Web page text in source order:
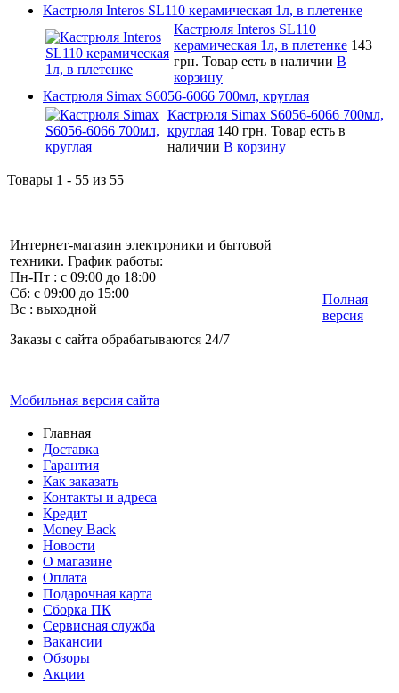
Кастрюля Interos SL110 керамическая 1л, в плетенке
Кастрюля Interos SL110
керамическая 1л, в плетенке 143
грн. Товар есть в наличии В
корзину
Кастрюля Simax S6056-6066 700мл, круглая
Кастрюля Simax S6056-6066 700мл,
круглая 140 грн. Товар есть в
наличии В корзину
Товары 1 - 55 из 55
Интернет-магазин электроники и бытовой
техники. График работы:
Пн-Пт : с 09:00 до 18:00
Сб: с 09:00 до 15:00
Вс : выходной
Заказы с сайта обрабатываются 24/7
Мобильная версия сайта
Полная
версия
Главная
Доставка
Гарантия
Как заказать
Контакты и адреса
Кредит
Money Back
Новости
О магазине
Оплата
Подарочная карта
Сборка ПК
Сервисная служба
Вакансии
Обзоры
Акции